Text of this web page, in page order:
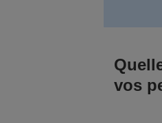
vos